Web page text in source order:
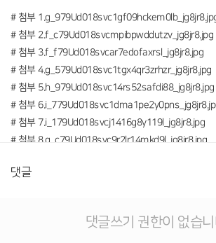
# 첨부
# 첨부 2.f_c79Ud018svcmpibpwddutzv_jg8jr8.jpg
# 첨부 3.f_f79Ud018svcar7edofaxrsl_jg8jr8.jpg
# 첨부 4.g_579Ud018svc1tgx4qr3zrhzr_jg8jr8.jpg
# 첨부 5.h_979Ud018svc14rs52safdi88_jg8jr8.jpg
# 첨부
# 첨부 7.i_179Ud018svcj1416g8y119l_jg8jr8.jpg
# 첨부 8.g_c79Ud018svc9r2lr14mkd9l_jg8jr8.jpg
# 첨부
댓글
댓글쓰기 권한이 없습